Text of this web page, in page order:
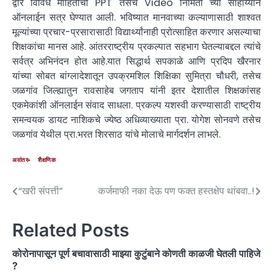
ऑनलाईन सत्र घेण्यात आली. भविष्यात मानवाच्या कल्याणासाठी शाश्वत
मूल्यांच्या प्रचार-प्रसारासाठी विद्यार्थ्यांनाही प्रोत्साहित करणार असल्याचा
शिक्षकांचा मानस आहे. आंतरराष्ट्रीय प्रकल्पात सहभाग घेतल्याबद्दल त्यांचे
सर्वत्र अभिनंदन होत आहे.यात सिद्धार्थ सपकाळे आणि प्रदिप खैरनार
यांच्या सोबत बांग्लादेशातून उपक्रमशिल शिक्षिका सुमित्रा चौधरी, तसेच
जळगांव जिल्ह्यातुन रावसाहेब जगताप यांनी इतर देशातील शिक्षकांसह
एकमेकांशी ऑनलाईन संवाद साधला. प्रकल्प यशस्वी करण्यासाठी राष्ट्रीय
समन्वयक डायट नाशिकचे ज्येष्ठ अधिव्याख्याता प्रा. योगेश सोनवणे तसेच
जळगांव येथील प्रा.भरत शिरसाठ यांचे मोलाचे मार्गदर्शन लाभले.
अवांतर शैक्षणिक
“खरी संपत्ती” कर्जमाफी नका देऊ पण फक्त हस्तक्षेप थांबवा..!
Related Posts
कोरोनापासून पूर्ण बचावासाठी माझ्या कुटुंबाने कोणती काळजी घेतली पाहिजे
?